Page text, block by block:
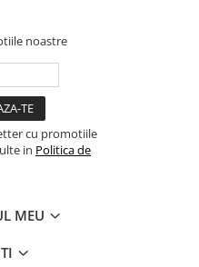
noastre
cu promotiile
in Politica de
MEU